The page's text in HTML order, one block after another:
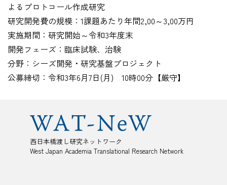
よるプロトコール作成研究
研究開発費の規模：1課題あたり年間2,00～3,00万円
実施期間：研究開始～令和3年度末
開発フェーズ：臨床試験、治験
分野：シーズ開発・研究基盤プロジェクト
公募締切：令和3年6月7日(月) 10時00分【厳守】
西日本橋渡し研究ネットワーク
West Japan Academia Translational Research Network